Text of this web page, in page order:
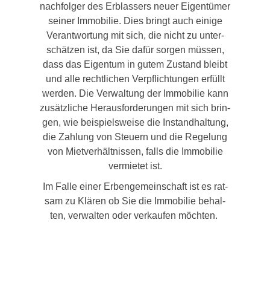
nach­fol­ger des Erb­las­sers neu­er Eigen­tü­mer
sei­ner Immo­bi­lie. Dies bringt auch eini­ge
Ver­ant­wor­tung mit sich, die nicht zu unter­
schät­zen ist, da Sie dafür sor­gen müs­sen,
dass das Eigen­tum in gutem Zustand bleibt
und alle recht­li­chen Ver­pflich­tun­gen erfüllt
wer­den. Die Ver­wal­tung der Immo­bi­lie kann
zusätz­li­che Her­aus­for­de­run­gen mit sich brin­
gen, wie bei­spiels­wei­se die Instand­hal­tung,
die Zah­lung von Steu­ern und die Rege­lung
von Miet­ver­hält­nis­sen, falls die Immo­bi­lie
ver­mie­tet ist.
Im Fal­le einer Erben­ge­mein­schaft ist es rat­
sam zu Klä­ren ob Sie die Immo­bi­lie behal­
ten, ver­wal­ten oder ver­kau­fen möch­ten.